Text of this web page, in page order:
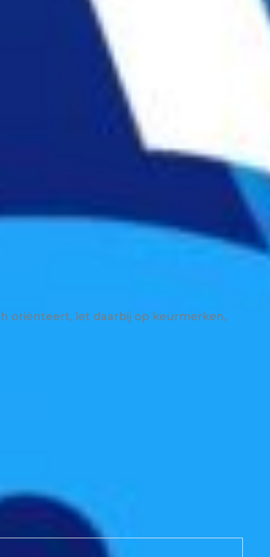
oriënteert, let daarbij op keurmerken,